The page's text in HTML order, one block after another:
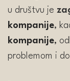
u društvu je
kompanije,
kompanije,
problemom i